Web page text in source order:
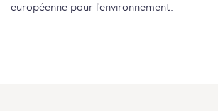
européenne pour l'environnement.